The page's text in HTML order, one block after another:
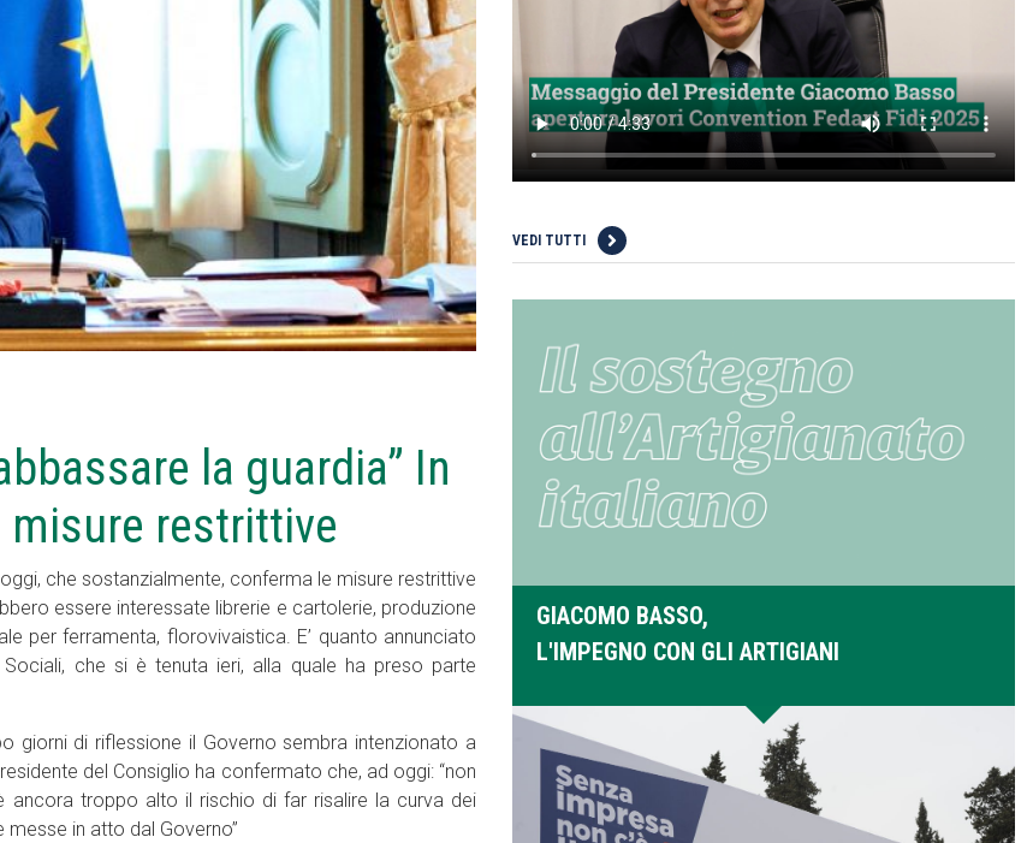
la guardia” In
misure restrittive
che sostanzialmente, conferma le misure restrittive
essere interessate librerie e cartolerie, produzione
per ferramenta, florovivaistica. E’ quanto annunciato
che si è tenuta ieri, alla quale ha preso parte
giorni di riflessione il Governo sembra intenzionato a
del Consiglio ha confermato che, ad oggi: “non
troppo alto il rischio di far risalire la curva dei
in atto dal Governo”
VEDI TUTTI
GIACOMO BASSO,
L'IMPEGNO CON GLI ARTIGIANI